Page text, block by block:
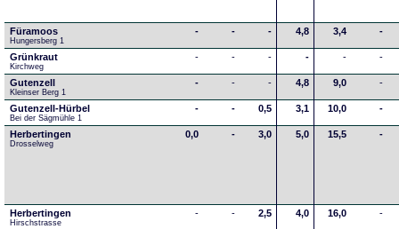
Füramoos
Hungersberg 1
- - - 4,8 3,4 -
Grünkraut
Kirchweg
- - - - - -
Gutenzell
Kleinser Berg 1
- - - 4,8 9,0 -
Gutenzell-Hürbel
Bei der Sägmühle 1
- - 0,5 3,1 10,0 -
Herbertingen
Drosselweg
0,0 - 3,0 5,0 15,5 -
Herbertingen
Hirschstrasse
- - 2,5 4,0 16,0 -